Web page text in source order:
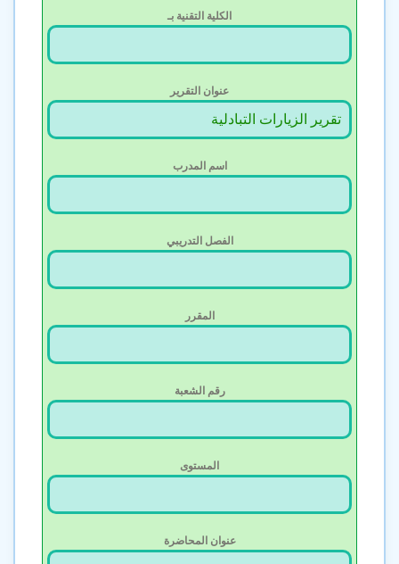
الكلية التقنية بـ
عنوان التقرير
اسم المدرب
الفصل التدريبي
المقرر
رقم الشعبة
المستوى
عنوان المحاضرة